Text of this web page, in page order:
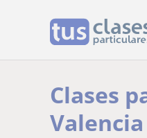
Clases
Valencia